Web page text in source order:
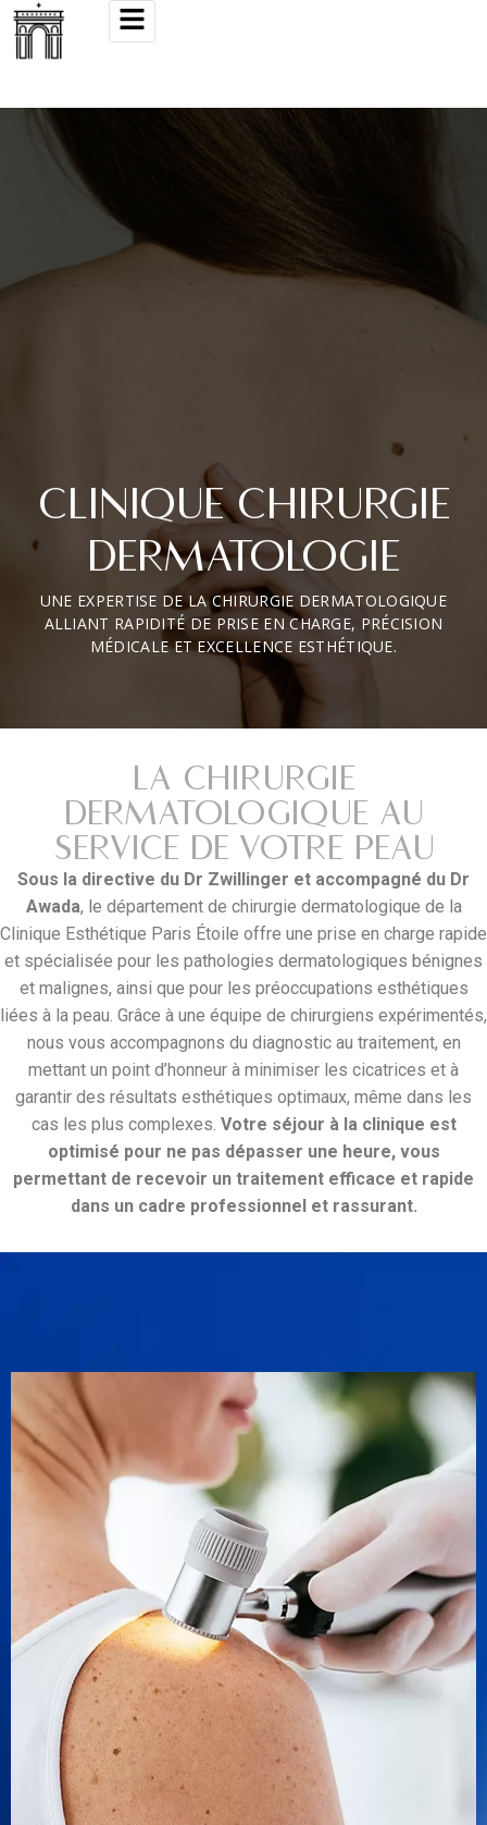
CLINIQUE CHIRURGIE
DERMATOLOGIE
UNE EXPERTISE DE LA CHIRURGIE DERMATOLOGIQUE
ALLIANT RAPIDITÉ DE PRISE EN CHARGE, PRÉCISION
MÉDICALE ET EXCELLENCE ESTHÉTIQUE.
LA CHIRURGIE
DERMATOLOGIQUE AU
SERVICE DE VOTRE PEAU
Sous la directive du Dr Zwillinger et accompagné du Dr
Awada, le département de chirurgie dermatologique de la
Clinique Esthétique Paris Étoile offre une prise en charge rapide
et spécialisée pour les pathologies dermatologiques bénignes
et malignes, ainsi que pour les préoccupations esthétiques
liées à la peau. Grâce à une équipe de chirurgiens expérimentés,
nous vous accompagnons du diagnostic au traitement, en
mettant un point d’honneur à minimiser les cicatrices et à
garantir des résultats esthétiques optimaux, même dans les
cas les plus complexes. Votre séjour à la clinique est
optimisé pour ne pas dépasser une heure, vous
permettant de recevoir un traitement efficace et rapide
dans un cadre professionnel et rassurant.